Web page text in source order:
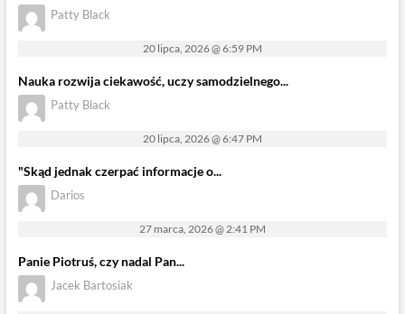
Patty Black
20 lipca, 2026 @ 6:59 PM
Nauka rozwija ciekawość, uczy samodzielnego...
Patty Black
20 lipca, 2026 @ 6:47 PM
"Skąd jednak czerpać informacje o...
Darios
27 marca, 2026 @ 2:41 PM
Panie Piotruś, czy nadal Pan...
Jacek Bartosiak